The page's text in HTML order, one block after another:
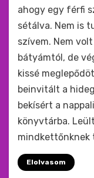
ahogy egy férfi
sétálva. Nem is
szívem. Nem
bátyámtól, de
kissé
beinvitált a
bekísért a
könyvtárba.
mindkettőnknek
Elolvasom